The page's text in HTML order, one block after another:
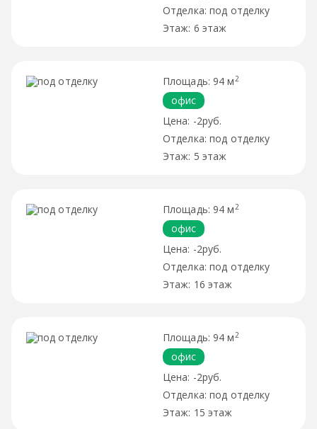
под отделку
6 этаж
94 м 2
офис
-2руб.
под отделку
5 этаж
94 м 2
офис
-2руб.
под отделку
16 этаж
94 м 2
офис
-2руб.
под отделку
15 этаж